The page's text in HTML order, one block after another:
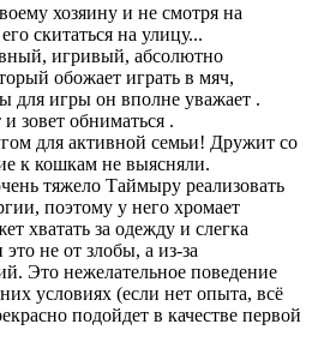
хозяину и не смотря на
скитаться на улицу...
игривый, абсолютно
обожает играть в мяч,
для игры он вполне уважает .
зовет обниматься .
для активной семьи! Дружит со
к кошкам не выясняли.
тяжело Таймыру реализовать
поэтому у него хромает
хватать за одежду и слегка
не от злобы, а из-за
Это нежелательное поведение
условиях (если нет опыта, всё
подойдет в качестве первой